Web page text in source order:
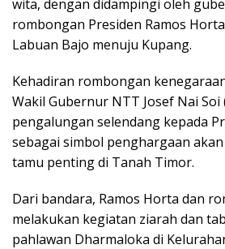
wita, dengan didampingi oleh
rombongan Presiden Ramos
Labuan Bajo menuju Kupang.
Kehadiran rombongan
Wakil Gubernur NTT Josef Nai Soi
pengalungan selendang kepada
sebagai simbol penghargaan
tamu penting di Tanah Timor.
Dari bandara, Ramos Horta dan
melakukan kegiatan ziarah dan
pahlawan Dharmaloka di